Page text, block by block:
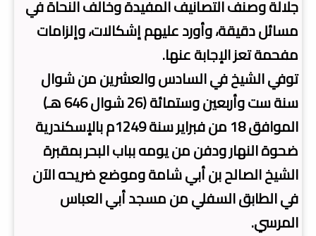
جلالة وصنف التصانيف المفيدة وخالف النحاة في
مسائل دقيقة، وأورد عليهم إشكالات، وإلزامات
مفحمة تعز الإجابة عنها.
توفي الشيخ في السادس والعشرين من شوال
سنة ست وأربعين وستمائة (26 شوال 646 هـ)
الموافق 18 من فبراير سنة 1249م بالإسكندرية
ضحوة النهار ودفن من يومه بباب البحر بمقبرة
الشيخ الصالح بن أبي شامة وموضع ضريحه الآن
في الطابق السفلي من مسجد أبي العباس
المرسي.